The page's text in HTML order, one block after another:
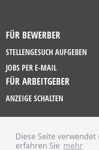
Diese Seite verwendet
erfahren Sie mehr
FÜR BEWERBER
STELLENGESUCH AUFGEBEN
JOBS PER E-MAIL
FÜR ARBEITGEBER
ANZEIGE SCHALTEN
IMPRESSUM